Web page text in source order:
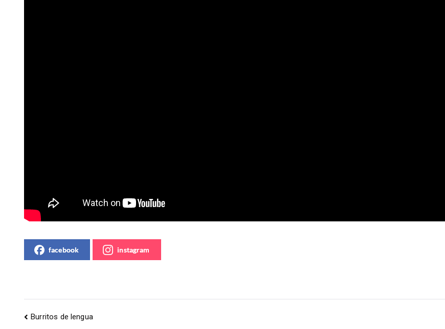
facebook instagram
Burritos de lengua